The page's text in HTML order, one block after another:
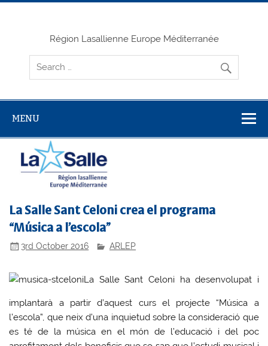
Skip
Région Lasallienne Europe Méditerranée
MENU
La Salle Sant Celoni crea el programa
“Música a l’escola”
3rd October 2016 ARLEP
La Salle Sant Celoni ha desenvolupat i
implantarà a partir d’aquest curs el projecte “Música a
l’escola”, que neix d’una inquietud sobre la consideració que
es té de la música en el món de l’educació i del poc